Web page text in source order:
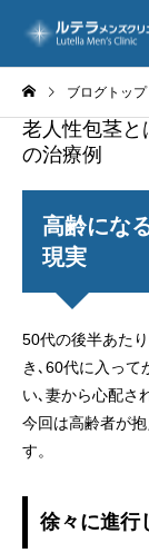
ブログトップ
老人性包茎
の治療例
高齢にな
現実
50代の後半あた
き､60代に入って
い､妻から心配さ
今回は高齢者が
す。
徐々に進行